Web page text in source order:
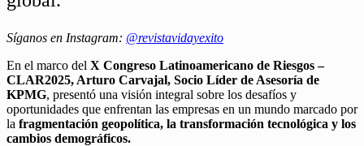
Síganos en Instagram: @revistavidayexito
En el marco del X Congreso Latinoamericano de Riesgos –
CLAR2025, Arturo Carvajal, Socio Líder de Asesoría de
KPMG, presentó una visión integral sobre los desafíos y
oportunidades que enfrentan las empresas en un mundo marcado por
la fragmentación geopolítica, la transformación tecnológica y los
cambios demográficos.